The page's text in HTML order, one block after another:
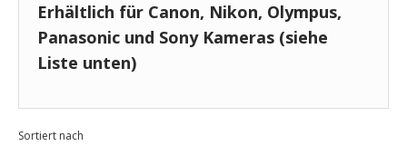
Erhältlich für Canon, Nikon, Olympus,
Panasonic und Sony Kameras (siehe
Liste unten)
Sortiert nach